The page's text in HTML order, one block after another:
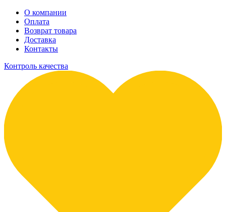
О компании
Оплата
Возврат товара
Доставка
Контакты
Контроль качества